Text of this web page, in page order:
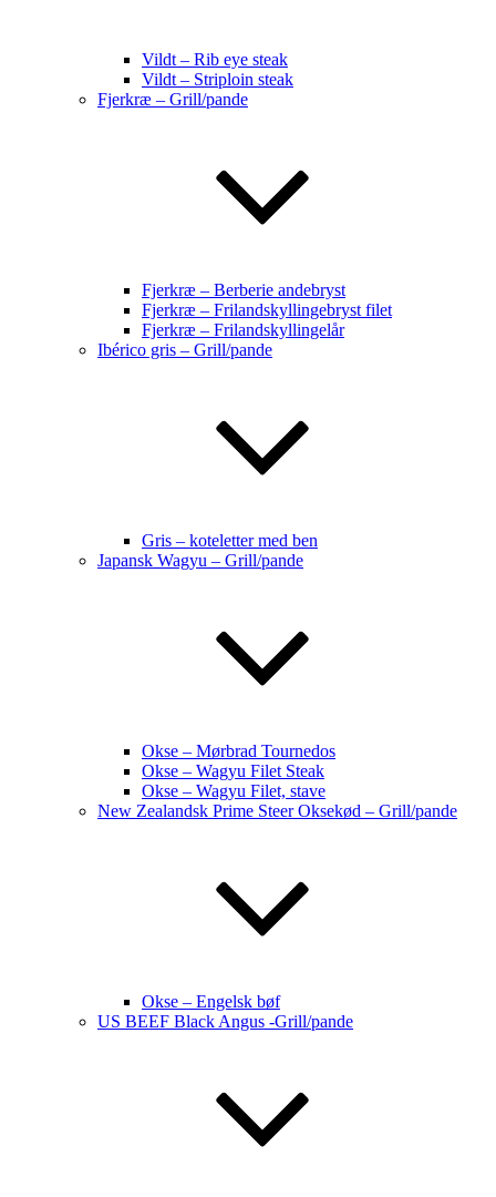
Vildt – Rib eye steak
Vildt – Striploin steak
Fjerkræ – Grill/pande
Fjerkræ – Berberie andebryst
Fjerkræ – Frilandskyllingebryst filet
Fjerkræ – Frilandskyllingelår
Ibérico gris – Grill/pande
Gris – koteletter med ben
Japansk Wagyu – Grill/pande
Okse – Mørbrad Tournedos
Okse – Wagyu Filet Steak
Okse – Wagyu Filet, stave
New Zealandsk Prime Steer Oksekød – Grill/pande
Okse – Engelsk bøf
US BEEF Black Angus -Grill/pande